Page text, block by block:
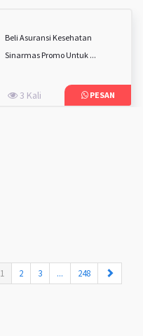
Beli Asuransi Kesehatan
Sinarmas Promo Untuk ...
3 Kali PESAN
1 (current)
2 3 ... 248